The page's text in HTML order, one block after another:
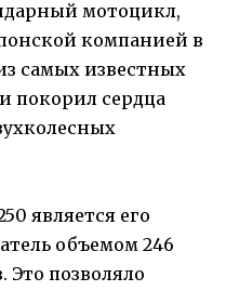
мотоцикл,
компанией в
самых известных
покорил сердца
является его
объемом 246
Это позволяло